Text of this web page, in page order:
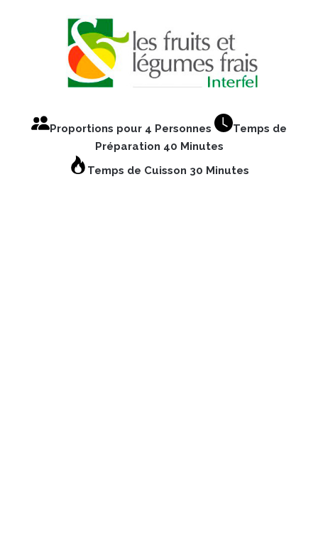
Proportions pour 4 Personnes
Temps de
Préparation 40 Minutes
Temps de Cuisson 30 Minutes